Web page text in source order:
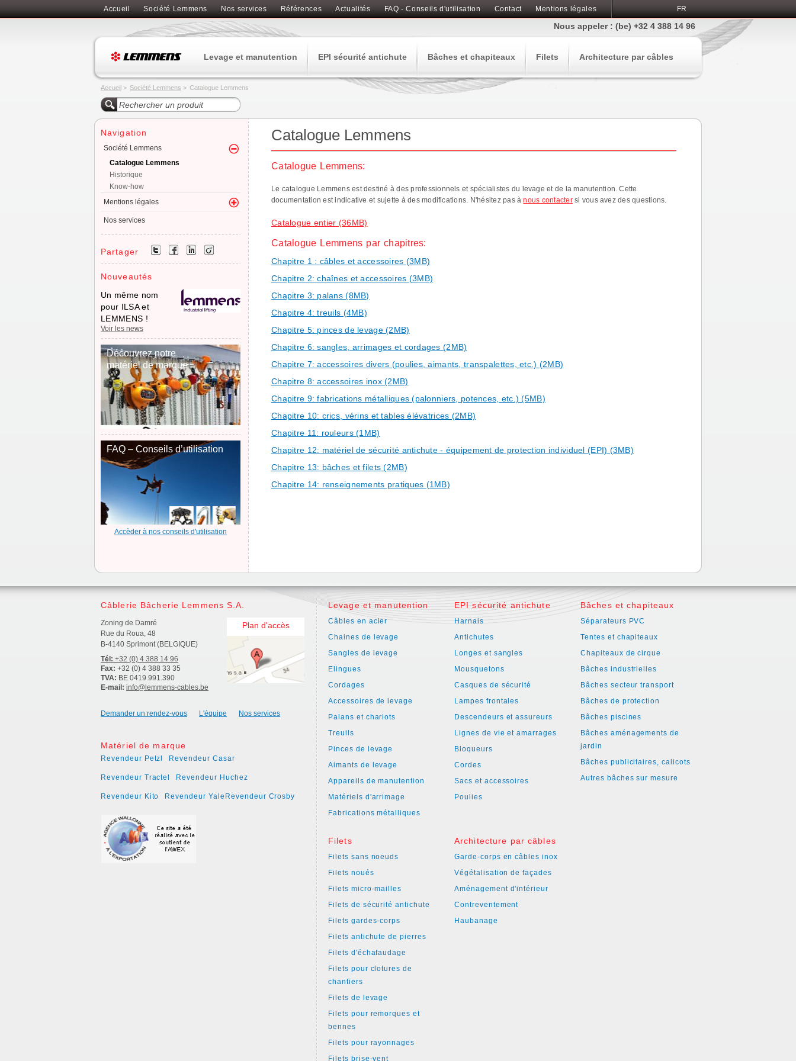
Accueil Société Lemmens Nos services Références Actualités FAQ - Conseils d'utilisation Contact Mentions légales FR
Nous appeler : (be) +32 4 388 14 96
Levage et manutention EPI sécurité antichute Bâches et chapiteaux Filets Architecture par câbles
Accueil > Société Lemmens > Catalogue Lemmens
Navigation
Société Lemmens
Catalogue Lemmens
Historique
Know-how
Mentions légales
Nos services
Partager
Nouveautés
Un même nom
pour ILSA et
LEMMENS !
Voir les news
Découvrez notre
matériel de marque
FAQ – Conseils d’utilisation
Accèder à nos conseils d'utilisation
Catalogue Lemmens
Catalogue Lemmens:
Le catalogue Lemmens est destiné à des professionnels et spécialistes du levage et de la manutention. Cette
documentation est indicative et sujette à des modifications. N'hésitez pas ànous contactersi vous avez des questions.
Catalogue entier (36MB)
Catalogue Lemmens par chapitres:
Chapitre 1 : câbles et accessoires (3MB)
Chapitre 2: chaînes et accessoires (3MB)
Chapitre 3: palans (8MB)
Chapitre 4: treuils (4MB)
Chapitre 5: pinces de levage (2MB)
Chapitre 6: sangles, arrimages et cordages (2MB)
Chapitre 7: accessoires divers (poulies, aimants, transpalettes, etc.) (2MB)
Chapitre 8: accessoires inox (2MB)
Chapitre 9: fabrications métalliques (palonniers, potences, etc.) (5MB)
Chapitre 10: crics, vérins et tables élévatrices (2MB)
Chapitre 11: rouleurs (1MB)
Chapitre 12: matériel de sécurité antichute - équipement de protection individuel (EPI) (3MB)
Chapitre 13: bâches et filets (2MB)
Chapitre 14: renseignements pratiques (1MB)
Câblerie Bâcherie Lemmens S.A.
Plan d'accès
Zoning de Damré
Rue du Roua, 48
B-4140 Sprimont (BELGIQUE)
Tél: +32 (0) 4 388 14 96
Fax: +32 (0) 4 388 33 35
TVA: BE 0419.991.390
E-mail: info@lemmens-cables.be
Demander un rendez-vous L'équipe Nos services
Matériel de marque
Revendeur Petzl Revendeur Casar
Revendeur Tractel Revendeur Huchez
Revendeur Kito Revendeur Yale Revendeur Crosby
Levage et manutention
Câbles en acier
Chaines de levage
Sangles de levage
Elingues
Cordages
Accessoires de levage
Palans et chariots
Treuils
Pinces de levage
Aimants de levage
Appareils de manutention
Matériels d'arrimage
Fabrications métalliques
EPI sécurité antichute
Harnais
Antichutes
Longes et sangles
Mousquetons
Casques de sécurité
Lampes frontales
Descendeurs et assureurs
Lignes de vie et amarrages
Bloqueurs
Cordes
Sacs et accessoires
Poulies
Bâches et chapiteaux
Séparateurs PVC
Tentes et chapiteaux
Chapiteaux de cirque
Bâches industrielles
Bâches secteur transport
Bâches de protection
Bâches piscines
Bâches aménagements de
jardin
Bâches publicitaires, calicots
Autres bâches sur mesure
Filets
Filets sans noeuds
Filets noués
Filets micro-mailles
Filets de sécurité antichute
Filets gardes-corps
Filets antichute de pierres
Filets d'échafaudage
Filets pour clotures de
chantiers
Filets de levage
Filets pour remorques et
bennes
Filets pour rayonnages
Filets brise-vent
Architecture par câbles
Garde-corps en câbles inox
Végétalisation de façades
Aménagement d'intérieur
Contreventement
Haubanage